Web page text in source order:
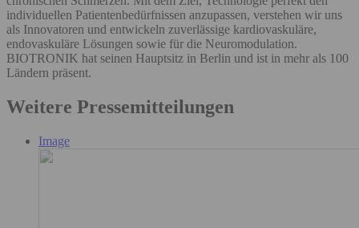
individuellen Patientenbedürfnissen anzupassen, verstehen wir uns
als Innovatoren und entwickeln zuverlässige kardiovaskuläre,
endovaskuläre Lösungen sowie für die Neuromodulation.
BIOTRONIK hat seinen Hauptsitz in Berlin und ist in mehr als 100
Ländern präsent.
Weitere Pressemitteilungen
Image